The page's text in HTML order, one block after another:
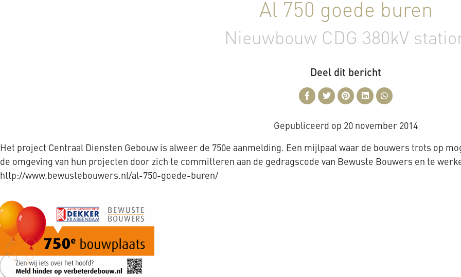
Al 750 goede buren
Nieuwbouw CDG 380kV
Deel dit bericht
Gepubliceerd op 20 november 2014
Het project Centraal Diensten Gebouw is alweer de 750e aanmelding. Een mijlpaal waar de bouwers trots op
de omgeving van hun projecten door zich te committeren aan de gedragscode van Bewuste Bouwers en te
http://www.bewustebouwers.nl/al-750-goede-buren/